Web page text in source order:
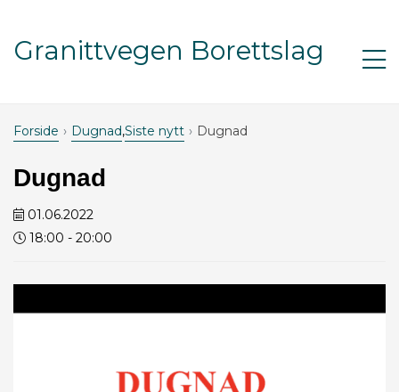
Granittvegen Borettslag
Forside Dugnad,Siste nytt Dugnad
Dugnad
01.06.2022
18:00 - 20:00